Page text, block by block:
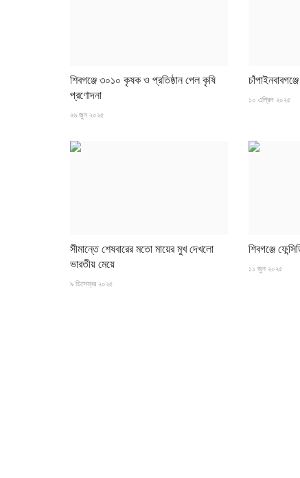
শিবগঞ্জে ৩০১০ কৃষক ও প্রতিষ্ঠান পেল কৃষি
প্রণোদনা
২৬ জুন ২০২৫
১০ এপ্রিল ২০২৫
সীমান্তে শেষবারের মতো মায়ের মুখ দেখলো
ভারতীয় মেয়ে
৯ ডিসেম্বর ২০২৫
শিবগঞ্জে
১১ জুন ২০২৫